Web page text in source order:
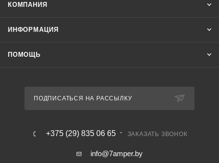
КОМПАНИЯ
ИНФОРМАЦИЯ
ПОМОЩЬ
ПОДПИСАТЬСЯ НА РАССЫЛКУ
+375 (29) 835 06 65 ЗАКАЗАТЬ ЗВОНОК
info@7amper.by